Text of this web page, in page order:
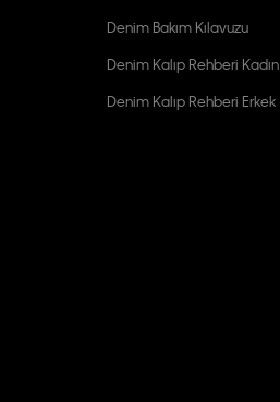
Denim Bakım Kılavuzu
Denim Kalıp Rehberi Kadın
Denim Kalıp Rehberi Erkek